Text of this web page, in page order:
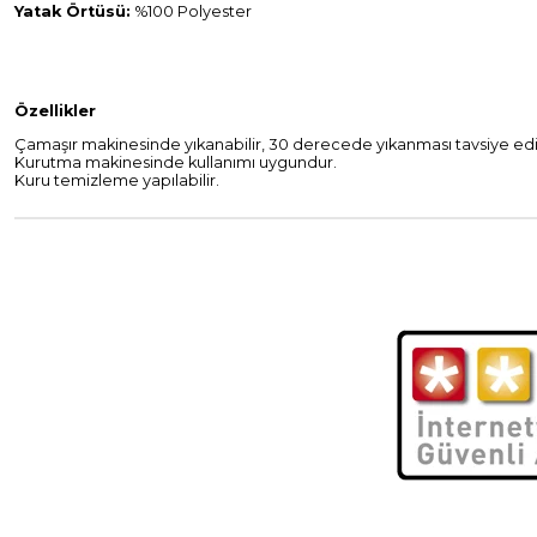
Yatak Örtüsü: %100 Polyester
Özellikler
Çamaşır makinesinde yıkanabilir, 30 derecede yıkanması tavsiye
Kurutma makinesinde kullanımı uygundur.
Kuru temizleme yapılabilir.